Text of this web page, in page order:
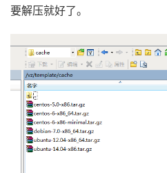
要解压就好了。